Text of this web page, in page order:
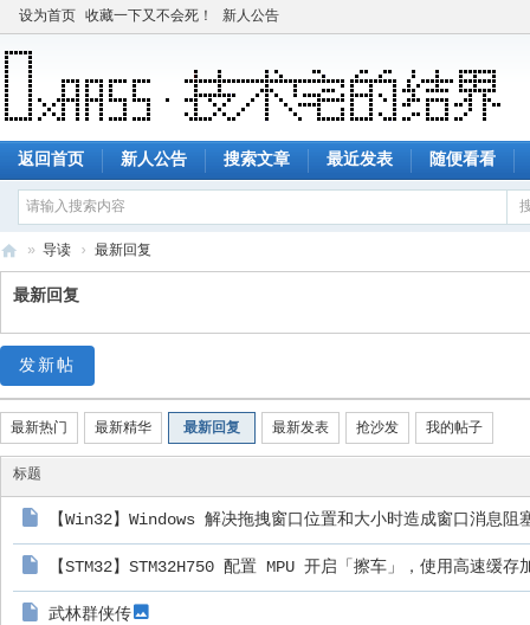
设为首页 收藏一下又不会死！ 新人公告
返回首页 新人公告 搜索文章 最近发表 随便看看
技
宅
的
结
界
» 导读 › 最新回复
最新回复
发新帖
最新热门 最新精华 最新回复 最新发表 抢沙发 我的帖子
标题
【Win32】Windows 解决拖拽窗口位置和大小时造成窗口消息阻
【STM32】STM32H750 配置 MPU 开启「擦车」，使用高速缓存
武林群侠传